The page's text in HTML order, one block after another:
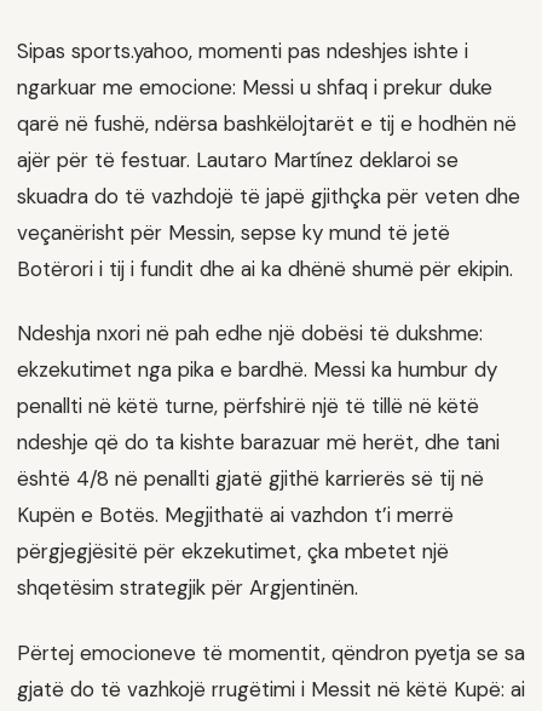
Sipas sports.yahoo, momenti pas ndeshjes ishte i
ngarkuar me emocione: Messi u shfaq i prekur duke
qarë në fushë, ndërsa bashkëlojtarët e tij e hodhën në
ajër për të festuar. Lautaro Martínez deklaroi se
skuadra do të vazhdojë të japë gjithçka për veten dhe
veçanërisht për Messin, sepse ky mund të jetë
Botërori i tij i fundit dhe ai ka dhënë shumë për ekipin.
Ndeshja nxori në pah edhe një dobësi të dukshme:
ekzekutimet nga pika e bardhë. Messi ka humbur dy
penallti në këtë turne, përfshirë një të tillë në këtë
ndeshje që do ta kishte barazuar më herët, dhe tani
është 4/8 në penallti gjatë gjithë karrierës së tij në
Kupën e Botës. Megjithatë ai vazhdon t’i merrë
përgjegjësitë për ekzekutimet, çka mbetet një
shqetësim strategjik për Argjentinën.
Përtej emocioneve të momentit, qëndron pyetja se sa
gjatë do të vazhkojë rrugëtimi i Messit në këtë Kupë: ai